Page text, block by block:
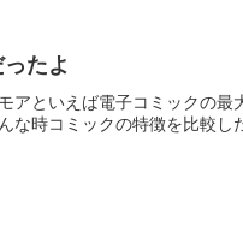
たよ
アといえば電子コミックの
時コミックの特徴を比較し